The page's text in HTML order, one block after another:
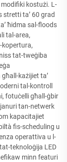
kostużi. L-
ta’ 60 grad
ħidma sal-floods
tal-area,
kopertura,
tat-tweġiba
każijiet ta’
tal-kontroll
fotuċelli għall-ġbir
tan-netwerk
kapacitajiet
fis-scheduling u
operattiva u l-
teknoloġija LED
minn featuri